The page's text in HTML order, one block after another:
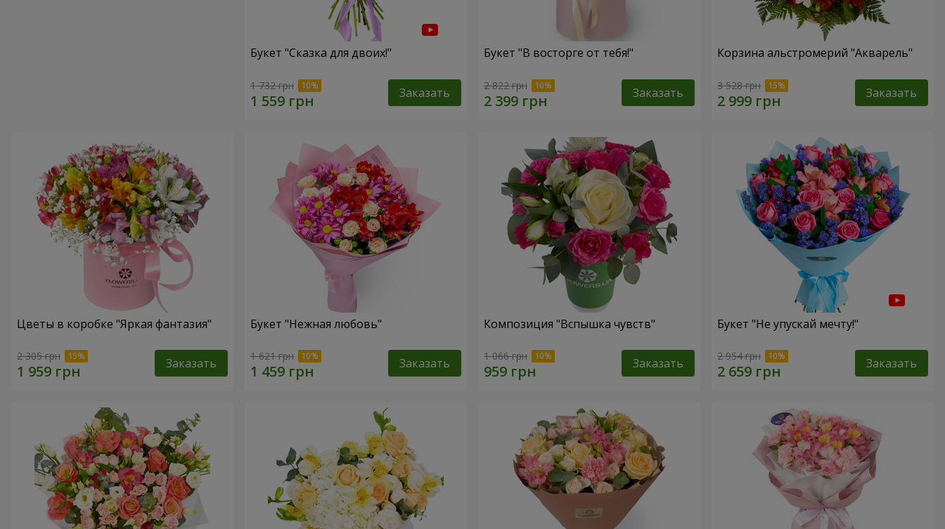
Букет "Сказка для двоих!"
1 732 грн Заказать
Букет "В восторге от тебя!"
2 822 грн Заказать
Корзина альстромерий "Акварель"
3 528 грн Заказать
Цветы в коробке "Яркая фантазия"
2 305 грн Заказать
Букет "Нежная любовь"
1 621 грн Заказать
Композиция "Вспышка чувств"
1 066 грн Заказать
Букет "Не упускай мечту!"
2 954 грн Заказать